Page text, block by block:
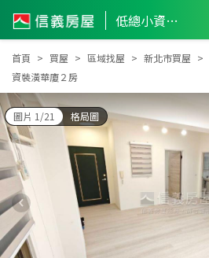
低總小資裝潢華廈２房
首頁 買屋 區域找屋 新北市買屋
資裝潢華廈２房
圖片 1/21 格局圖